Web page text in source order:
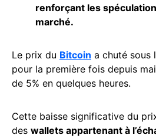
renforçant les
marché.
Le prix du Bitcoin a chuté sous
pour la première fois depuis
de 5% en quelques heures.
Cette baisse significative du
des wallets appartenant à